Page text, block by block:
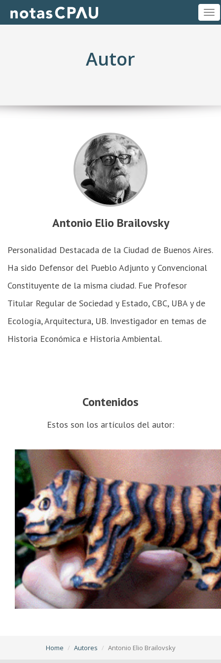
Autor
Antonio Elio Brailovsky
Personalidad Destacada de la Ciudad de Buenos Aires.
Ha sido Defensor del Pueblo Adjunto y Convencional
Constituyente de la misma ciudad. Fue Profesor
Titular Regular de Sociedad y Estado, CBC, UBA y de
Ecología, Arquitectura, UB. Investigador en temas de
Historia Económica e Historia Ambiental.
Contenidos
Estos son los artículos del autor:
Home Autores Antonio Elio Brailovsky